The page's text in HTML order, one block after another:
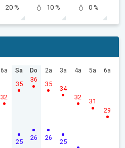
20 %
10 %
0 %
6a
32
Sa
25
35
Do
26
36
2a
26
35
3a
25
34
4a
32
5a
31
6a
29